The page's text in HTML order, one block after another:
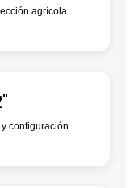
agrícola.
configuración.